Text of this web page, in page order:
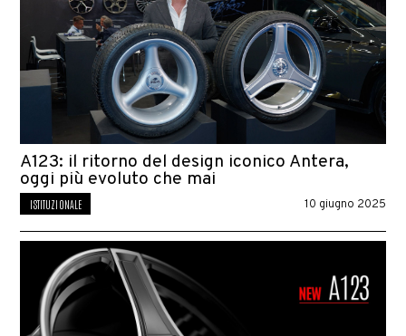
A123: il ritorno del design iconico Antera,
oggi più evoluto che mai
ISTITUZIONALE 10 giugno 2025